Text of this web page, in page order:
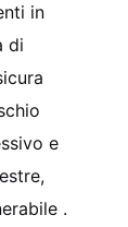
in
di
e
.